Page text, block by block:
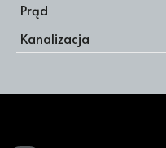
Prąd
Kanalizacja